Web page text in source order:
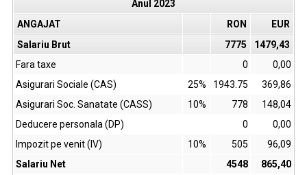
Anul 2023
ANGAJAT
RON
EUR
Salariu Brut
7775
1479,43
Fara taxe
0
0,00
Asigurari Sociale (CAS)
25% 1943.75
369,86
Asigurari Soc. Sanatate (CASS)
10% 778
148,04
Deducere personala (DP)
0
0,00
Impozit pe venit (IV)
10% 505
96,09
Salariu Net
4548 865,40